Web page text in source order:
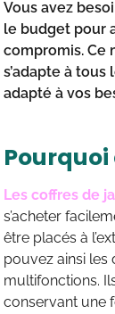
Vous avez
le budget pour
compromis. Ce
s’adapte à
adapté à vos
Les coffres de
s’acheter
être placés à
pouvez ainsi les
multifonctions.
conservant une